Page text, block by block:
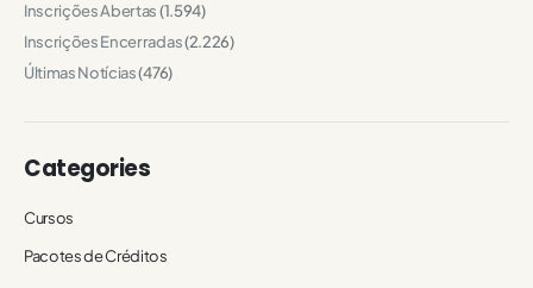
Inscrições Abertas(1.594)
Inscrições Encerradas(2.226)
Últimas Notícias(476)
Categories
Cursos
Pacotes de Créditos